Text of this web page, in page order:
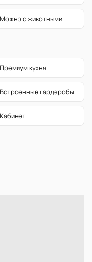
Можно с животными
Премиум кухня
Встроенные гардеробы
Кабинет